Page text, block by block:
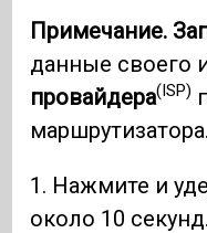
Примечание.
данные своего
провайдера(ISP)
маршрутизатора.
1. Нажмите и
около 10